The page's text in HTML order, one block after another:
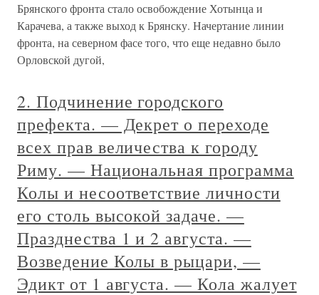
Брянского фронта стало освобождение Хотынца и
Карачева, а также выход к Брянску. Начертание линии
фронта, на северном фасе того, что еще недавно было
Орловской дугой,
2. Подчинение городского
префекта. — Декрет о переходе
всех прав величества к городу
Риму. — Национальная программа
Колы и несоответствие личности
его столь высокой задаче. —
Празднества 1 и 2 августа. —
Возведение Колы в рыцари, —
Эдикт от 1 августа. — Кола жалует